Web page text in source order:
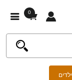
0
ילדים